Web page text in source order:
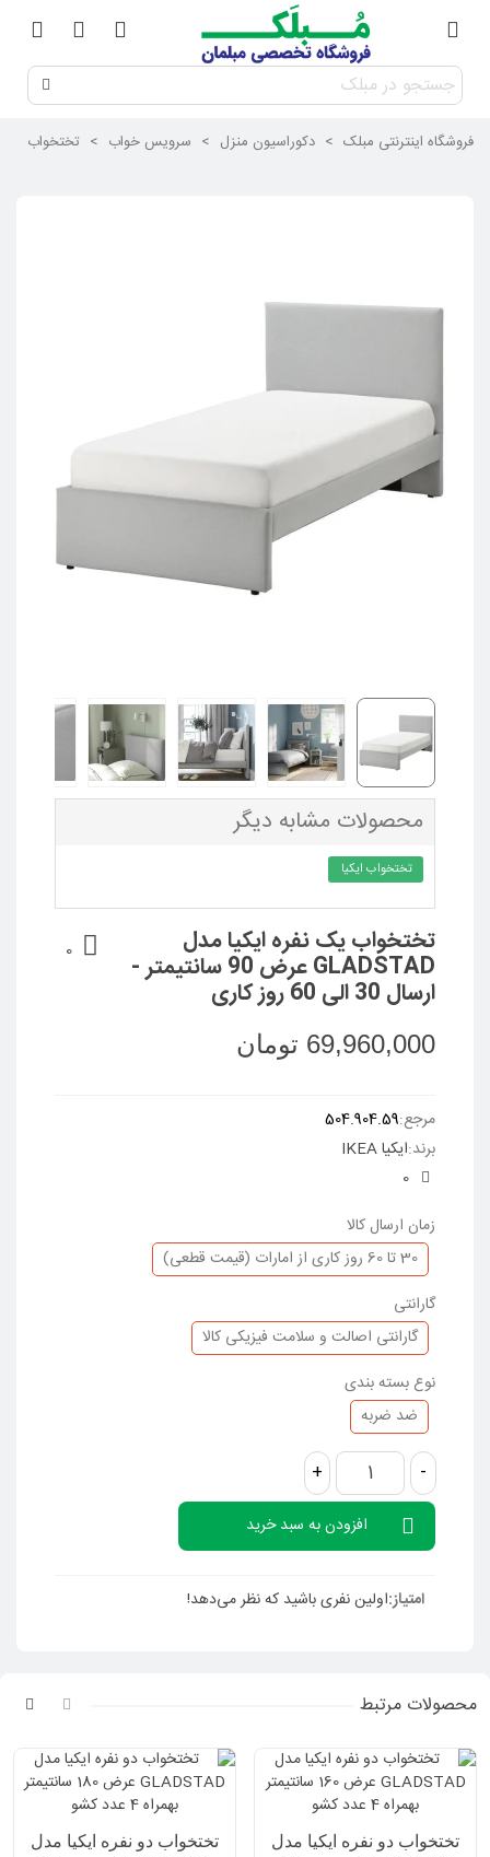
فروشگاه اینترنتی مبلک > دکوراسیون منزل > سرویس خواب > تختخواب
محصولات مشابه دیگر
تختخواب ایکیا
تختخواب یک نفره ایکیا مدل
GLADSTAD عرض 90 سانتیمتر -
ارسال 30 الی 60 روز کاری
0
69,960,000 تومان
مرجع:504.904.59
برند:ایکیا IKEA
0
زمان ارسال کالا
30 تا 60 روز کاری از امارات (قیمت قطعی)
گارانتی
گارانتی اصالت و سلامت فیزیکی کالا
نوع بسته بندی
ضد ضربه
-
+
افزودن به سبد خرید
امتیاز:اولین نفری باشید که نظر می‌دهد!
محصولات مرتبط
تختخواب دو نفره ایکیا مدل
تختخواب دو نفره ایکیا مدل